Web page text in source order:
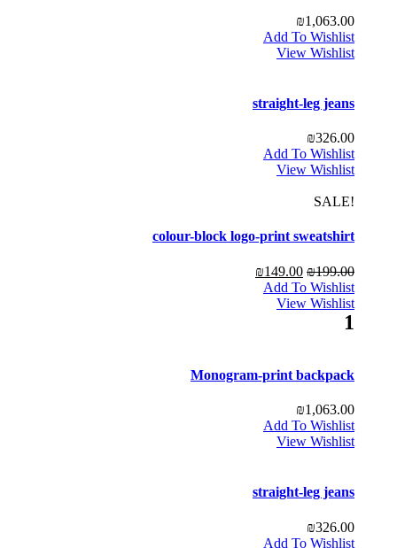
₪1,063.00
Add To Wishlist
View Wishlist
straight-leg jeans
₪326.00
Add To Wishlist
View Wishlist
!SALE
colour-block logo-print sweatshirt
₪199.00
₪149.00
Add To Wishlist
View Wishlist
1
Monogram-print backpack
₪1,063.00
Add To Wishlist
View Wishlist
straight-leg jeans
₪326.00
Add To Wishlist